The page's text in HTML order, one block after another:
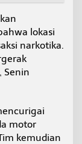
lokasi
narkotika.
Senin
motor
kemudian